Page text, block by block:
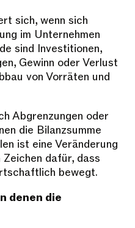
sich, wenn sich
im Unternehmen
sind Investitionen,
Gewinn oder Verlust
von Vorräten und
Abgrenzungen oder
die Bilanzsumme
ist eine Veränderung
dafür, dass
bewegt.
denen die